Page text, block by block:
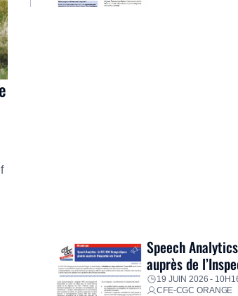
Speech
auprès de
19 JUIN 2026 -
CFE-CGC ORANGE